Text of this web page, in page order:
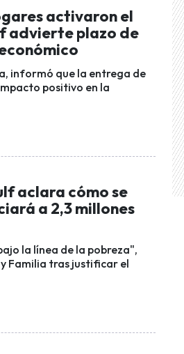
activaron el
advierte plazo de
informó que la entrega de
positivo en la
aclara cómo se
a 2,3 millones
la línea de la pobreza",
Familia tras justificar el